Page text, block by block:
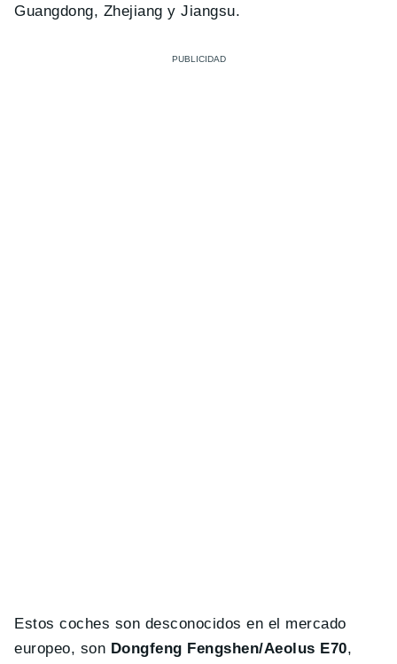
Guangdong, Zhejiang y Jiangsu.
Estos coches son desconocidos en el mercado
europeo, son Dongfeng Fengshen/Aeolus E70,